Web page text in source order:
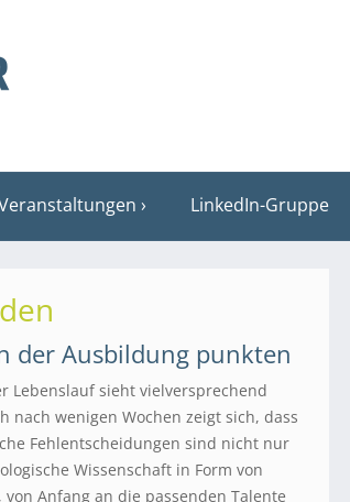
LinkedIn-Gruppe
der Ausbildung punkten
Lebenslauf sieht vielversprechend
nach wenigen Wochen zeigt sich, dass
Fehlentscheidungen sind nicht nur
Wissenschaft in Form von
Anfang an die passenden Talente